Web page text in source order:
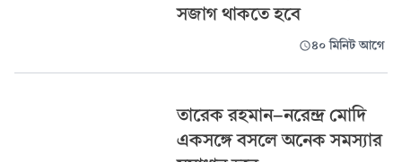
সজাগ থাকতে হবে
৪০ মিনিট আগে
তারেক রহমান-নরেন্দ্র মোদি
একসঙ্গে বসলে অনেক সমস্যার